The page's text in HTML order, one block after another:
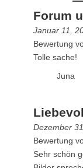
Forum
Januar 11,
Bewertung
Tolle sache!
Juna
Dezember
Bewertung
Sehr schön